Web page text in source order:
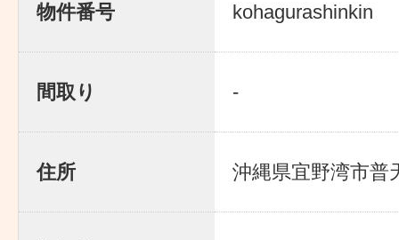
物件番号 kohagurashinkin
間取り -
住所 沖縄県宜野湾市普